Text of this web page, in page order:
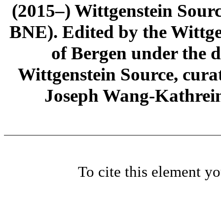
(2015–) Wittgenstein
BNE). Edited by the
of Bergen under the
Wittgenstein Source,
Joseph Wang-
To cite this element